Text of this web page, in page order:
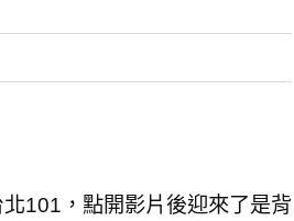
101，點開影片後迎來了是背